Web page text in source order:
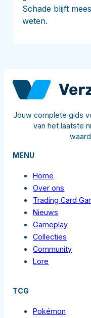
Schade blijft
weten.
Jouw complete gids
van het laatste
MENU
Home
Over ons
Trading Card
Nieuws
Gameplay
Collecties
Community
Lore
TCG
Pokémon